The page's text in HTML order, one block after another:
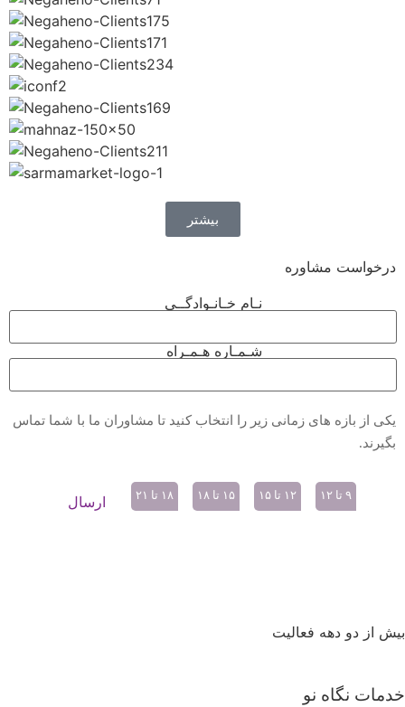
بیشتر
درخواست مشاوره
نـام خـانـوادگــی
شـمـاره هـمـراه
یکی از بازه های زمانی زیر را انتخاب کنید تا مشاوران ما با شما تماس
بگیرند.
۹ تا ۱۲ ۱۲ تا ۱۵ ۱۵ تا ۱۸ ۱۸ تا ۲۱
بیش از دو دهه فعالیت
خدمات نگاه نو